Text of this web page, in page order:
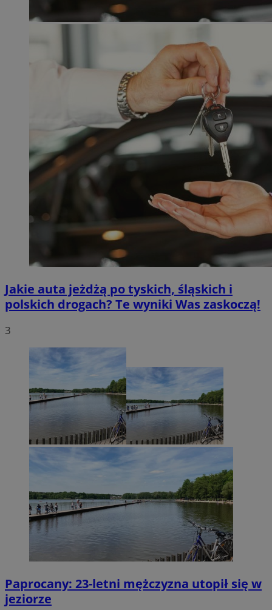
Jakie auta jeżdżą po tyskich, śląskich i
polskich drogach? Te wyniki Was zaskoczą!
3
Paprocany: 23-letni mężczyzna utopił się w
jeziorze